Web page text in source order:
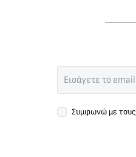
Συμφωνώ με τους